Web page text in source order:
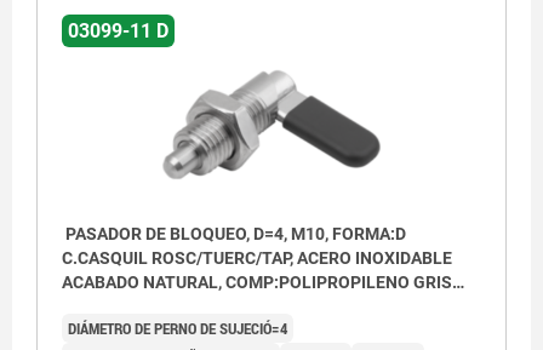
03099-11 D
PASADOR DE BLOQUEO, D=4, M10, FORMA:D
C.CASQUIL ROSC/TUERC/TAP, ACERO INOXIDABLE
ACABADO NATURAL, COMP:POLIPROPILENO GRIS
DIÁMETRO DE PERNO DE SUJECIÓ=4